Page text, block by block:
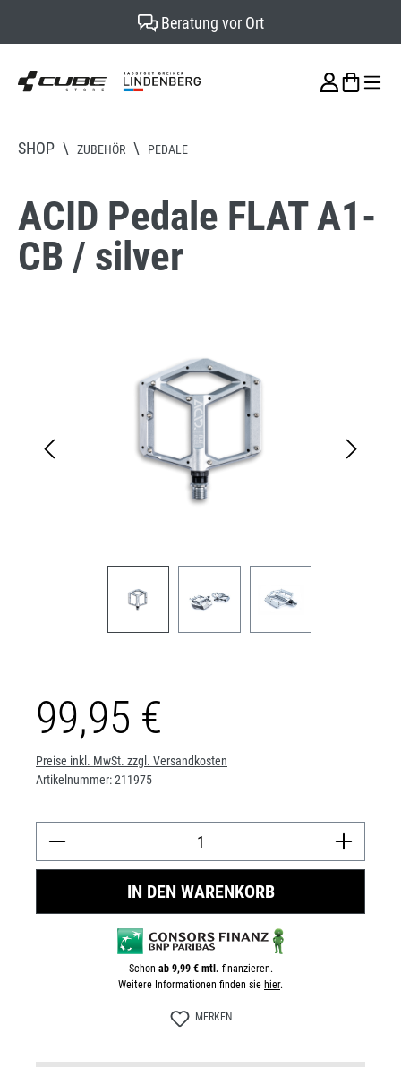
Beratung vor Ort
SHOP \ ZUBEHÖR \ PEDALE
ACID Pedale FLAT A1-
CB / silver
99,95 €
Preise inkl. MwSt. zzgl. Versandkosten
Artikelnummer:211975
IN DEN WARENKORB
Schon ab 9,99 € mtl. finanzieren.
Weitere Informationen finden sie hier.
MERKEN